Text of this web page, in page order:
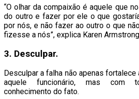
“O olhar da compaixão é aquele que
do outro e fazer por ele o que
por nós, e não fazer ao outro o que
fizesse a nós”, explica Karen
3. Desculpar.
Desculpar a falha não apenas
aquele funcionário, mas com
conhecimento do fato.